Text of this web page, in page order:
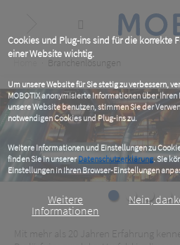
Cookies und Plug-ins sind für die korrekte
einer Website wichtig.
Um unsere Website für Sie stetig zu verbessern,
MOBOTIX anonymisierte Informationen über Ihren
unsere Website benutzen, stimmen Sie der
notwendigen Cookies und Plug-ins zu.
Weitere Informationen und Einstellungen zu
finden Sie in unsererDatenschutzerklärung. Sie
Einstellungen in Ihren Browser-Einstellungen
Weitere
Informationen
Nein,
content
Breadcrumb
Branchenlösungen
Mit mehr als 20 Jahren Erfahrung